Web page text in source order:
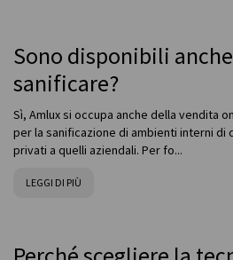
Sono disponibili
sanificare?
Sì, Amlux si occupa anche della vendita
per la sanificazione di ambienti interni di
privati a quelli aziendali. Per fo...
LEGGI DI PIÙ